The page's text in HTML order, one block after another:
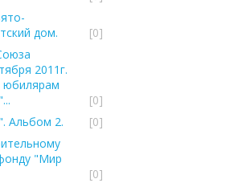
дом.
[0]
2011г.
юбилярам
[0]
Альбом 2.
[0]
"Мир
[0]